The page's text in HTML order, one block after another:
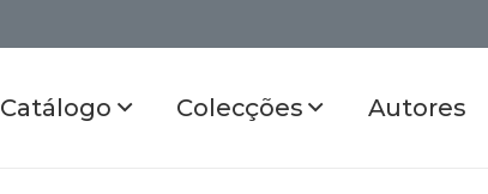
Catálogo Colecções Autores